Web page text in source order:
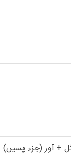
۱- گل آورنده،